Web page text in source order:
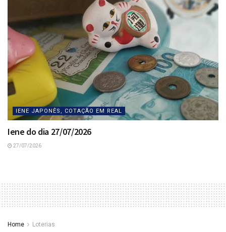
IENE JAPONÊS, COTAÇÃO EM REAL
Iene do dia 27/07/2026
27/07/2026
Home Loterias